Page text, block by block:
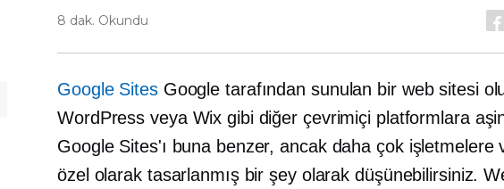
8 dak. Okundu
Google SitesGoogle tarafından sunulan bir web sitesi
WordPress veya Wix gibi diğer çevrimiçi platformlara
Google Sites'ı buna benzer, ancak daha çok işletmelere
özel olarak tasarlanmış bir şey olarak düşünebilirsiniz.